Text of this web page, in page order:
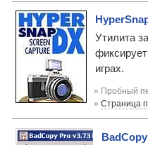
Утилита
играх.
» Пробный
» Страница